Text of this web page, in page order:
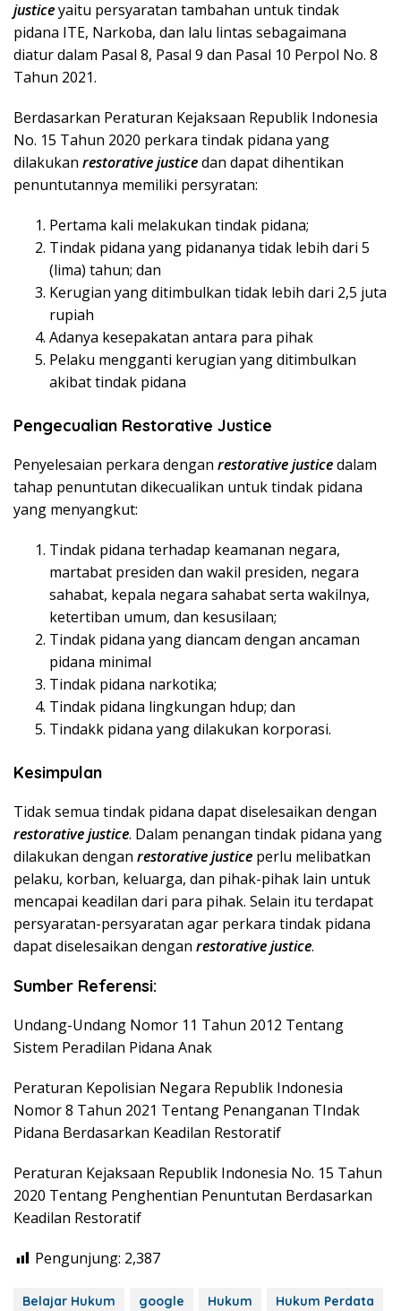
justiceyaitu persyaratan tambahan untuk tindak
pidana ITE, Narkoba, dan lalu lintas sebagaimana
diatur dalam Pasal 8, Pasal 9 dan Pasal 10 Perpol No. 8
Tahun 2021.
Berdasarkan Peraturan Kejaksaan Republik Indonesia
No. 15 Tahun 2020 perkara tindak pidana yang
dilakukan restorative justicedan dapat dihentikan
penuntutannya memiliki persyratan:
Pertama kali melakukan tindak pidana;
Tindak pidana yang pidananya tidak lebih dari 5
(lima) tahun; dan
Kerugian yang ditimbulkan tidak lebih dari 2,5 juta
rupiah
Adanya kesepakatan antara para pihak
Pelaku mengganti kerugian yang ditimbulkan
akibat tindak pidana
Pengecualian Restorative Justice
Penyelesaian perkara dengan restorative justicedalam
tahap penuntutan dikecualikan untuk tindak pidana
yang menyangkut:
Tindak pidana terhadap keamanan negara,
martabat presiden dan wakil presiden, negara
sahabat, kepala negara sahabat serta wakilnya,
ketertiban umum, dan kesusilaan;
Tindak pidana yang diancam dengan ancaman
pidana minimal
Tindak pidana narkotika;
Tindak pidana lingkungan hdup; dan
Tindakk pidana yang dilakukan korporasi.
Kesimpulan
Tidak semua tindak pidana dapat diselesaikan dengan
restorative justice. Dalam penangan tindak pidana yang
dilakukan dengan restorative justice perlu melibatkan
pelaku, korban, keluarga, dan pihak-pihak lain untuk
mencapai keadilan dari para pihak. Selain itu terdapat
persyaratan-persyaratan agar perkara tindak pidana
dapat diselesaikan dengan restorative justice.
Sumber Referensi:
Undang-Undang Nomor 11 Tahun 2012 Tentang
Sistem Peradilan Pidana Anak
Peraturan Kepolisian Negara Republik Indonesia
Nomor 8 Tahun 2021 Tentang Penanganan TIndak
Pidana Berdasarkan Keadilan Restoratif
Peraturan Kejaksaan Republik Indonesia No. 15 Tahun
2020 Tentang Penghentian Penuntutan Berdasarkan
Keadilan Restoratif
Pengunjung: 2,387
Belajar Hukum google Hukum
Hukum Perdata